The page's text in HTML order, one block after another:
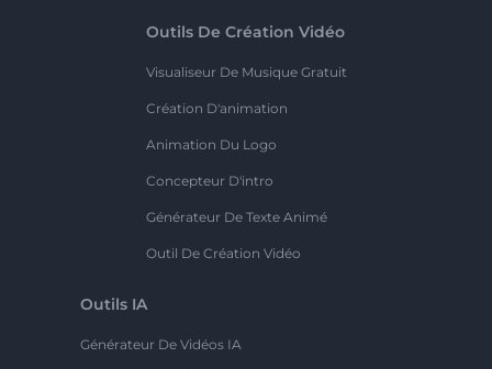
Outils De Création Vidéo
Visualiseur De Musique Gratuit
Création D'animation
Animation Du Logo
Concepteur D'intro
Générateur De Texte Animé
Outil De Création Vidéo
Outils IA
Générateur De Vidéos IA